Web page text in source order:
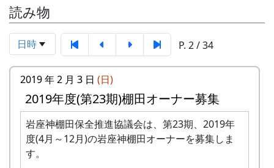
読み物
日時 P. 2 / 34
2019 年 2 月 3 日 (日)
2019年度(第23期)棚田オーナー募集
岩座神棚田保全推進協議会は、第23期、2019年
度(4月～12月)の岩座神棚田オーナーを募集しま
す。